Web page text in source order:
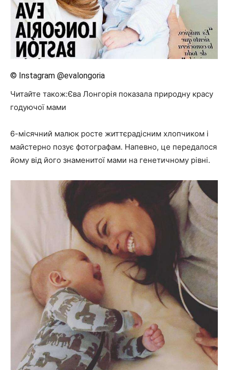
© Instagram @evalongoria
Читайте також:Єва Лонгорія показала природну красу
годуючої мами
6-місячний малюк росте життєрадісним хлопчиком і
майстерно позує фотографам. Напевно, це передалося
йому від його знаменитої мами на генетичному рівні.